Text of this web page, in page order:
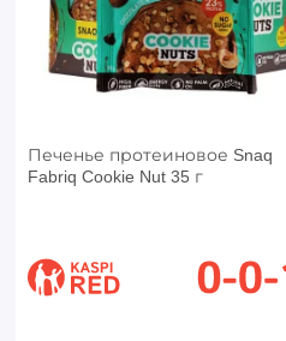
Печенье протеиновое Snaq
Fabriq Cookie Nut 35 г